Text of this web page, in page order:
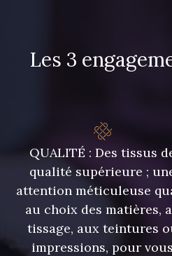
Les 3
QUALITÉ : Des tissus
qualité supérieure ;
attention méticuleuse
au choix des matières,
tissage, aux teintures
impressions, pour vous